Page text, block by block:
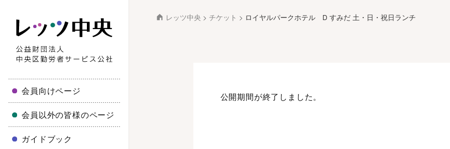
会員向けページ
会員以外の皆様のページ
ガイドブック
レッツ中央 > チケット > ロイヤルパークホテル D すみだ 土・日・祝日ランチ
公開期間が終了しました。